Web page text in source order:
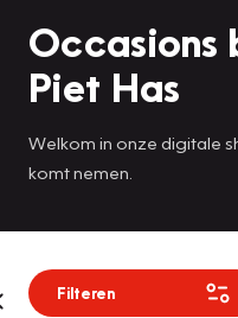
Occasions
Piet Has
Welkom in onze digitale
komt nemen.
Filteren